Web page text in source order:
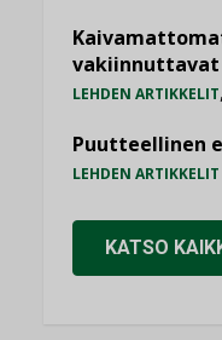
vakiinnuttavat
LEHDEN ARTIKKELIT,
Puutteellinen
LEHDEN ARTIKKELIT
KATSO